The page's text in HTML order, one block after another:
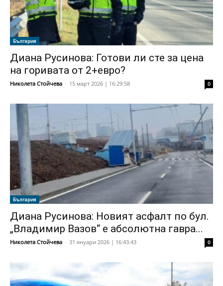
България
Диана Русинова: Готови ли сте за цена
на горивата от 2+евро?
Николета Стойчева - 15 март 2026 | 16:29:58 0
България
Диана Русинова: Новият асфалт по бул.
„Владимир Вазов“ е абсолютна гавра...
Николета Стойчева - 31 януари 2026 | 16:43:43 0